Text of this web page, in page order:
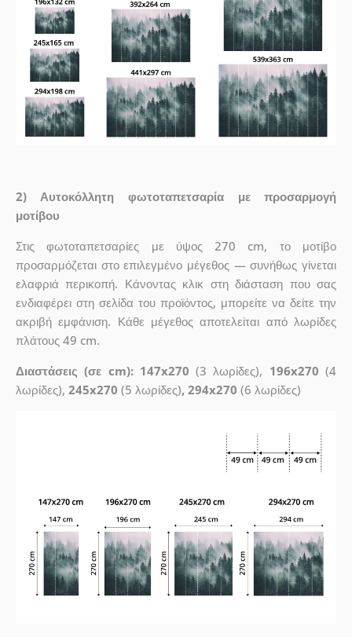
2) Αυτοκόλλητη φωτοταπετσαρία με προσαρμογή
μοτίβου
Στις φωτοταπετσαρίες με ύψος 270 cm, το μοτίβο
προσαρμόζεται στο επιλεγμένο μέγεθος — συνήθως γίνεται
ελαφριά περικοπή. Κάνοντας κλικ στη διάσταση που σας
ενδιαφέρει στη σελίδα του προϊόντος, μπορείτε να δείτε την
ακριβή εμφάνιση. Κάθε μέγεθος αποτελείται από λωρίδες
πλάτους 49 cm.
Διαστάσεις (σε cm): 147x270 (3 λωρίδες), 196x270 (4
λωρίδες), 245x270 (5 λωρίδες), 294x270 (6 λωρίδες)